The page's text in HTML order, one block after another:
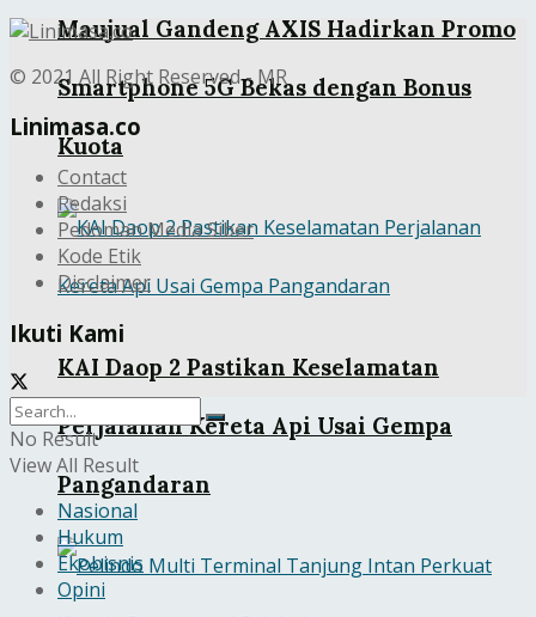
Maujual Gandeng AXIS Hadirkan Promo
Smartphone 5G Bekas dengan Bonus
Kuota
KAI Daop 2 Pastikan Keselamatan
Perjalanan Kereta Api Usai Gempa
Pangandaran
© 2021 All Right Reserved - MR
Linimasa.co
Contact
Redaksi
Pedoman Media Siber
Kode Etik
Disclaimer
Ikuti Kami
No Result
View All Result
Nasional
Hukum
Ekobisnis
Opini